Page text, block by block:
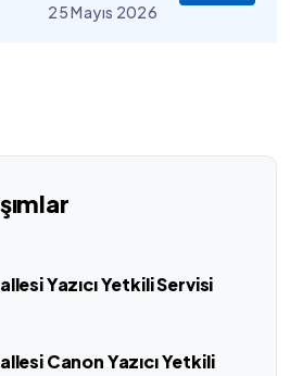
25 Mayıs 2026
Yazıcı Yetkili Servisi
Canon Yazıcı Yetkili